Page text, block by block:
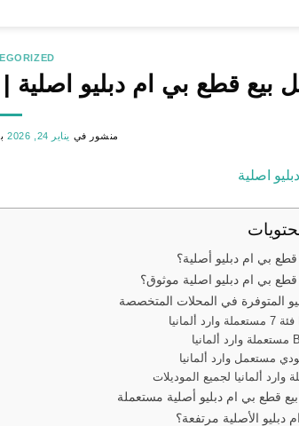
بيع قطع بي ام دبليو
منشور في يناير 24, 2026
قطع بي ام دبليو أصلية؟
بي ام دبليو اصلية موثوق؟
المتوفرة في المحلات المتخصصة
قطع بي ام دبليو أصلية مستعملة
الأصلية مرتفعة؟